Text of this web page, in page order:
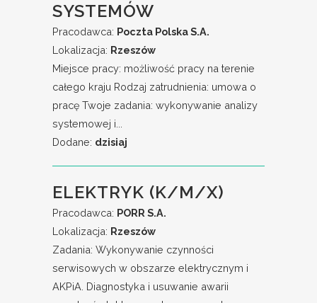
SYSTEMÓW
Pracodawca: Poczta Polska S.A.
Lokalizacja: Rzeszów
Miejsce pracy: możliwość pracy na terenie
całego kraju Rodzaj zatrudnienia: umowa o
pracę Twoje zadania: wykonywanie analizy
systemowej i...
Dodane: dzisiaj
ELEKTRYK (K/M/X)
Pracodawca: PORR S.A.
Lokalizacja: Rzeszów
Zadania: Wykonywanie czynności
serwisowych w obszarze elektrycznym i
AKPiA. Diagnostyka i usuwanie awarii